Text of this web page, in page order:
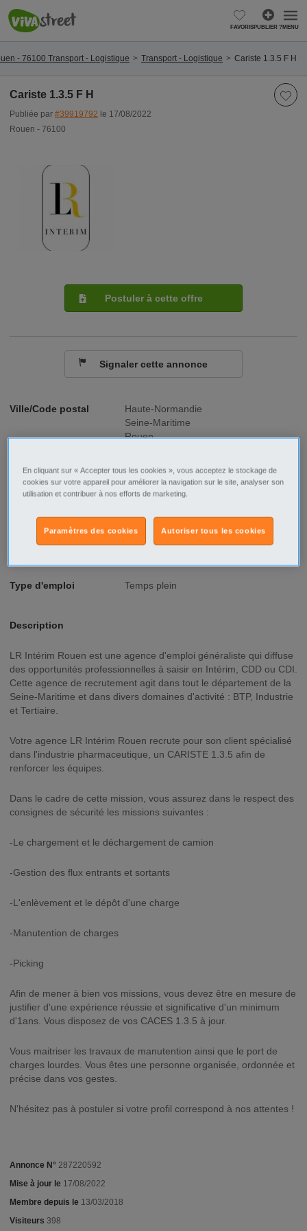
FAVORISPUBLIER ?MENU
- 76100 Transport - Logistique Transport - Logistique Cariste 1.3.5 F H
Cariste 1.3.5 F H
Publiée par #39919792 le 17/08/2022
Rouen - 76100
Ville/Code postal
Haute-Normandie
Seine-Maritime
Rouen
Raison sociale Groupe JTI
Fonction Transport - Logistique
Type d'emploi Temps plein
Description
LR Intérim Rouen est une agence d'emploi généraliste qui diffuse
des opportunités professionnelles à saisir en Intérim, CDD ou CDI.
Cette agence de recrutement agit dans tout le département de la
Seine-Maritime et dans divers domaines d'activité : BTP, Industrie
et Tertiaire.
Votre agence LR Intérim Rouen recrute pour son client spécialisé
dans l'industrie pharmaceutique, un CARISTE 1.3.5 afin de
renforcer les équipes.
Dans le cadre de cette mission, vous assurez dans le respect des
consignes de sécurité les missions suivantes :
-Le chargement et le déchargement de camion
-Gestion des flux entrants et sortants
-L'enlèvement et le dépôt d'une charge
-Manutention de charges
-Picking
Afin de mener à bien vos missions, vous devez être en mesure de
justifier d'une expérience réussie et significative d'un minimum
d'1ans. Vous disposez de vos CACES 1.3.5 à jour.
Vous maitriser les travaux de manutention ainsi que le port de
charges lourdes. Vous êtes une personne organisée, ordonnée et
précise dans vos gestes.
N'hésitez pas à postuler si votre profil correspond à nos attentes !
Annonce N° 287220592
Mise à jour le 17/08/2022
Membre depuis le 13/03/2018
Visiteurs 398
Postuler à cette offre
Signaler cette annonce
En cliquant sur « Accepter tous les cookies », vous acceptez le stockage de
cookies sur votre appareil pour améliorer la navigation sur le site, analyser son
utilisation et contribuer à nos efforts de marketing.
Autoriser tous les cookies
Paramètres des cookies